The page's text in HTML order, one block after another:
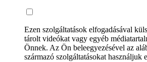
Ezen szolgáltatások elfogadásával
tárolt videókat vagy egyéb
Önnek. Az Ön beleegyezésével az
származó szolgáltatásokat használjuk